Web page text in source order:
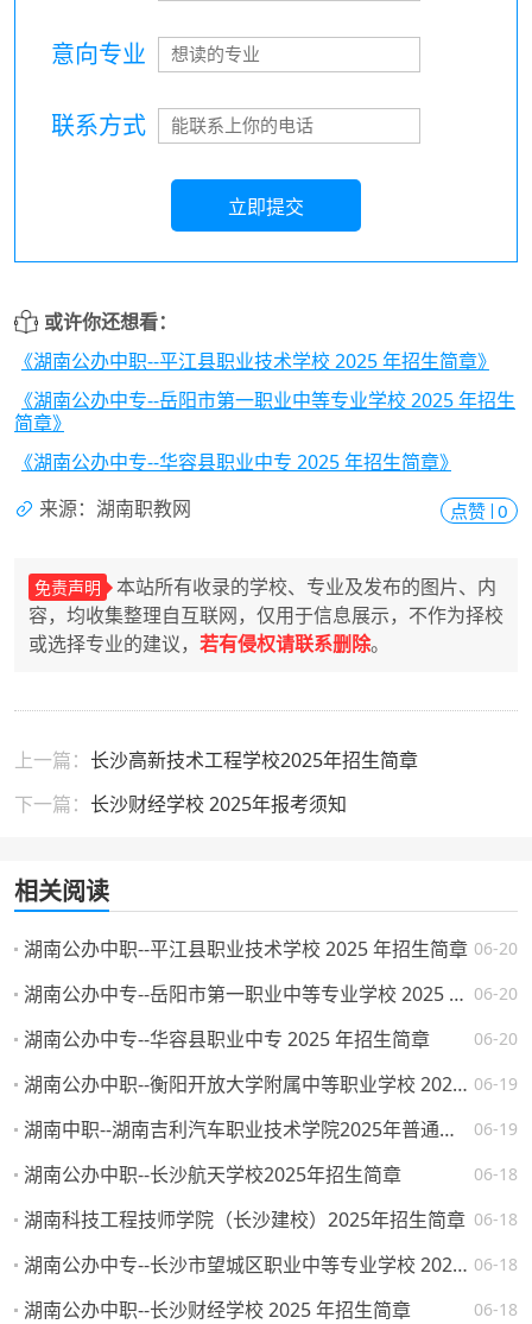
意向专业
联系方式
立即提交
或许你还想看：
《湖南公办中职--平江县职业技术学校 2025 年招生简章》
《湖南公办中专--岳阳市第一职业中等专业学校 2025 年招生
简章》
《湖南公办中专--华容县职业中专 2025 年招生简章》
来源：湖南职教网
点赞 0
免责声明
本站所有收录的学校、专业及发布的图片、内
容，均收集整理自互联网，仅用于信息展示，不作为择校
或选择专业的建议， 若有侵权请联系删除。
上一篇： 长沙高新技术工程学校2025年招生简章
下一篇： 长沙财经学校 2025年报考须知
相关阅读
06-20
湖南公办中职--平江县职业技术学校 2025 年招生简章
06-20
湖南公办中专--岳阳市第一职业中等专业学校 2025 年招生简章
06-20
湖南公办中专--华容县职业中专 2025 年招生简章
06-19
湖南公办中职--衡阳开放大学附属中等职业学校 2025 年招生简章
06-19
湖南中职--湖南吉利汽车职业技术学院2025年普通高校招生章程
06-18
湖南公办中职--长沙航天学校2025年招生简章
06-18
湖南科技工程技师学院（长沙建校）2025年招生简章
06-18
湖南公办中专--长沙市望城区职业中等专业学校 2025 年招生简章
06-18
湖南公办中职--长沙财经学校 2025 年招生简章